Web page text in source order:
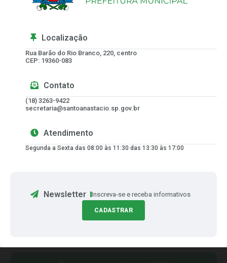
Localização
Rua Barão do Rio Branco, 220, centro
CEP: 19360-083
Contato
(18) 3263-9422
secretaria@santoanastacio.sp.gov.br
Atendimento
Segunda a Sexta das 08:00 às 11:30 das 13:30 às 17:00
Newsletter Inscreva-se e receba informativos
CADASTRAR